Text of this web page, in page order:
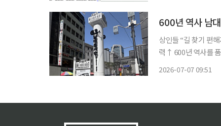
600년 역사 남
상인들 “길 찾기 편
력↑ 600년 역사를 품은 남대문 시장이 보다 찾기 쉬우며, 더 걷고 머물고 싶은 공간으로 거듭
2026-07-07 09:51